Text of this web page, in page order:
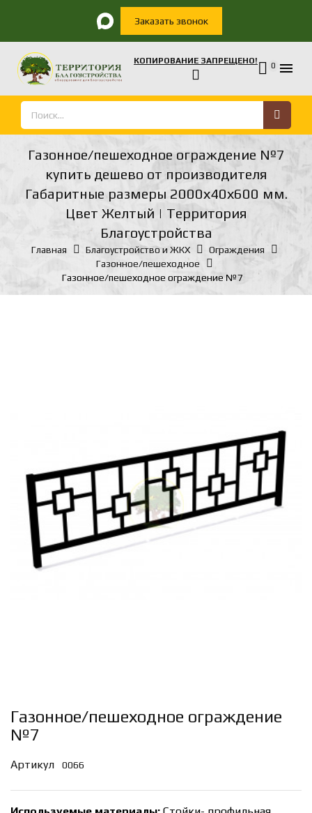
Заказать звонок
КОПИРОВАНИЕ ЗАПРЕЩЕНО! 0 
Газонное/пешеходное ограждение №7
купить дешево от производителя
Габаритные размеры 2000х40х600 мм.
Цвет Желтый | Территория
Благоустройства
Главная Благоустройство и ЖКХ
Ограждения
Газонное/пешеходное
Газонное/пешеходное ограждение №7
Газонное/пешеходное ограждение
№7
Артикул 0066